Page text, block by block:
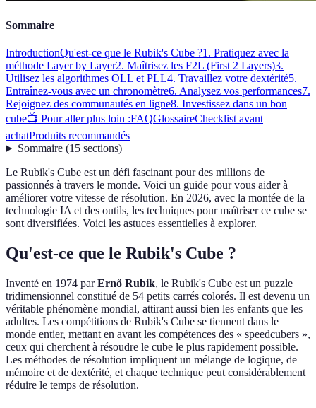
Sommaire
IntroductionQu'est-ce que le Rubik's Cube ?1. Pratiquez avec la
méthode Layer by Layer2. Maîtrisez les F2L (First 2 Layers)3.
Utilisez les algorithmes OLL et PLL4. Travaillez votre dextérité5.
Entraînez-vous avec un chronomètre6. Analysez vos performances7.
Rejoignez des communautés en ligne8. Investissez dans un bon
cube📺 Pour aller plus loin :FAQGlossaireChecklist avant
achatProduits recommandés
Sommaire(15 sections)
Le Rubik's Cube est un défi fascinant pour des millions de
passionnés à travers le monde. Voici un guide pour vous aider à
améliorer votre vitesse de résolution. En 2026, avec la montée de la
technologie IA et des outils, les techniques pour maîtriser ce cube se
sont diversifiées. Voici les astuces essentielles à explorer.
Qu'est-ce que le Rubik's Cube ?
Inventé en 1974 parErnő Rubik, le Rubik's Cube est un puzzle
tridimensionnel constitué de 54 petits carrés colorés. Il est devenu un
véritable phénomène mondial, attirant aussi bien les enfants que les
adultes. Les compétitions de Rubik's Cube se tiennent dans le
monde entier, mettant en avant les compétences des « speedcubers »,
ceux qui cherchent à résoudre le cube le plus rapidement possible.
Les méthodes de résolution impliquent un mélange de logique, de
mémoire et de dextérité, et chaque technique peut considérablement
réduire le temps de résolution.